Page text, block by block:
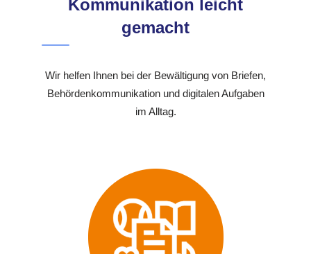
Kommunikation leicht
gemacht
Wir helfen Ihnen bei der Bewältigung von Briefen,
Behördenkommunikation und digitalen Aufgaben
im Alltag.